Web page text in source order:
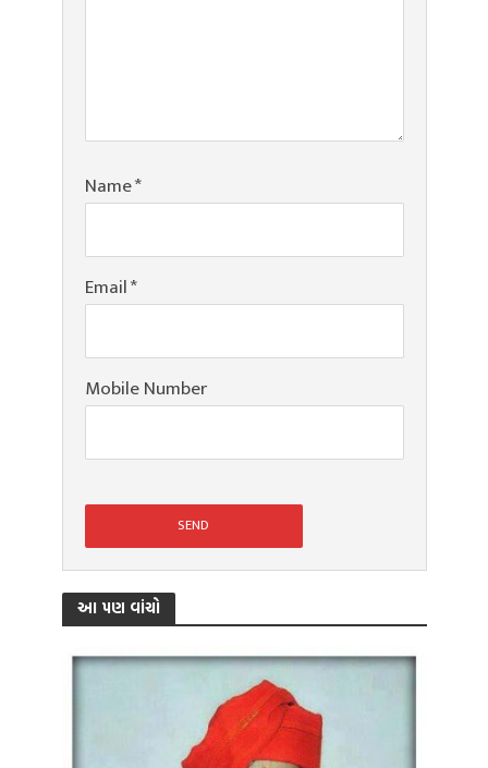
Name*
Email*
Mobile Number
આ પણ વાંચો